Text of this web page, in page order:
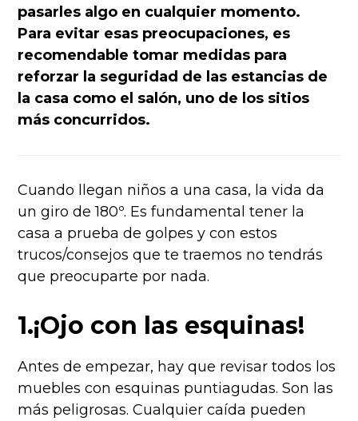
pasarles algo en cualquier momento.
Para evitar esas preocupaciones, es
recomendable tomar medidas para
reforzar la seguridad de las estancias de
la casa como el salón, uno de los sitios
más concurridos.
Cuando llegan niños a una casa, la vida da
un giro de 180º. Es fundamental tener la
casa a prueba de golpes y con estos
trucos/consejos que te traemos no tendrás
que preocuparte por nada.
1.¡Ojo con las esquinas!
Antes de empezar, hay que revisar todos los
muebles con esquinas puntiagudas. Son las
más peligrosas. Cualquier caída pueden